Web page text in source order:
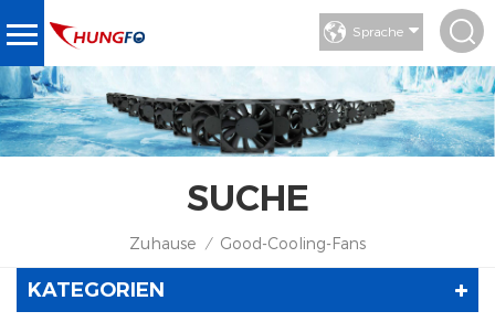
Sprache
SUCHE
Zuhause / Good-Cooling-Fans
KATEGORIEN